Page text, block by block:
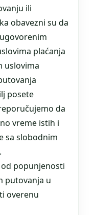
ili
obavezni su da
plaćanja
uslovima
posete
da
vreme istih i
sa slobodnim
popunjenosti
putovanja u
overenu